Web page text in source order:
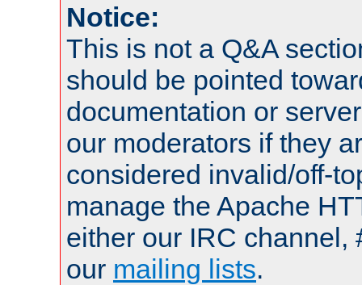
Notice:
This is not a Q&A
should be pointed
documentation or
our moderators if they
considered invalid/off-
manage the Apache
either our IRC channel,
our mailing lists.